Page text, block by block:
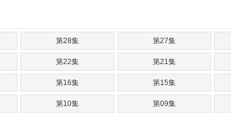
第28集 第27集
第22集 第21集
第16集 第15集
第10集 第09集